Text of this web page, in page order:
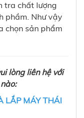
tra chất lượng
phầm. Như vậy
chọn sản phẩm
lòng liên hệ với
LẮP MÁY THÁI